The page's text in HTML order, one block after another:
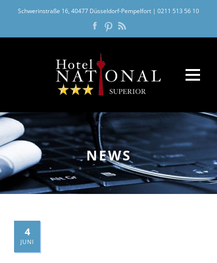
Schwerinstraße 16, 40477 Düsseldorf-Pempelfort | 0211 513 56 10
NEWS
4
JUNI